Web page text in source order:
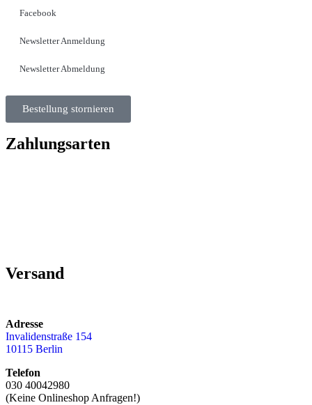
Facebook
Newsletter Anmeldung
Newsletter Abmeldung
Bestellung stornieren
Zahlungsarten
Versand
Adresse
Invalidenstraße 154
10115 Berlin
Telefon
030 40042980
(Keine Onlineshop Anfragen!)